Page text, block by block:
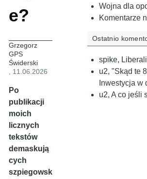
e?
Grzegorz
GPS
Świderski
, 11.06.2026
Po
publikacji
moich
licznych
tekstów
demaskują
cych
szpiegowsk
Wojna dla
Komentarze
Ostatnio
spike,
u2, "Skąd te
Inwestycja
u2, A co jeśli